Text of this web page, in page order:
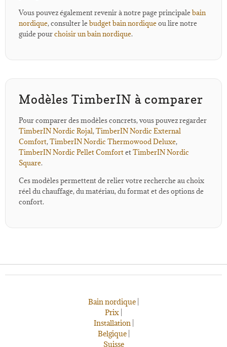
Vous pouvez également revenir à notre page principalebain
nordique, consulter lebudget bain nordiqueou lire notre
guide pourchoisir un bain nordique.
Modèles TimberIN à comparer
Pour comparer des modèles concrets, vous pouvez regarder
TimberIN Nordic Rojal,TimberIN Nordic External
Comfort,TimberIN Nordic Thermowood Deluxe,
TimberIN Nordic Pellet ComfortetTimberIN Nordic
Square.
Ces modèles permettent de relier votre recherche au choix
réel du chauffage, du matériau, du format et des options de
confort.
Bain nordique
Prix
Installation|
Belgique|
Suisse